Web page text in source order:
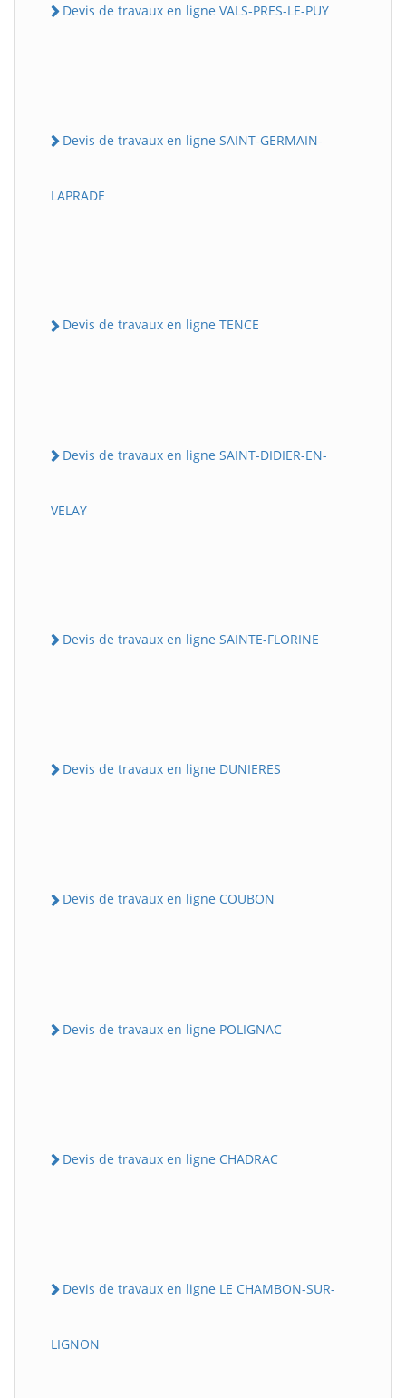
Devis de travaux en ligne VALS-PRES-LE-PUY
Devis de travaux en ligne SAINT-GERMAIN-
LAPRADE
Devis de travaux en ligne TENCE
Devis de travaux en ligne SAINT-DIDIER-EN-
VELAY
Devis de travaux en ligne SAINTE-FLORINE
Devis de travaux en ligne DUNIERES
Devis de travaux en ligne COUBON
Devis de travaux en ligne POLIGNAC
Devis de travaux en ligne CHADRAC
Devis de travaux en ligne LE CHAMBON-SUR-
LIGNON